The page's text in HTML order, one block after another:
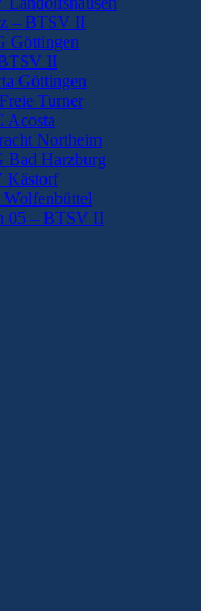
– BTSV II
Göttingen
II
Göttingen
Turner
Acosta
Northeim
Bad Harzburg
Kästorf
05 – BTSV II